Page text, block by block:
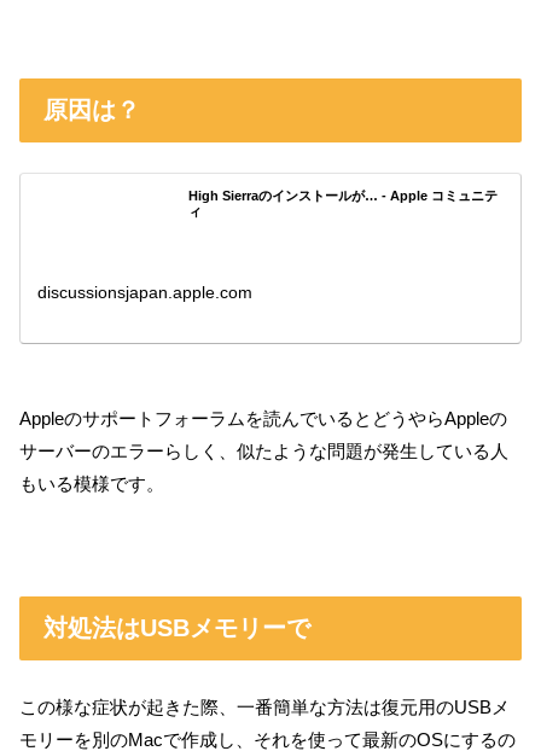
原因は？
High Sierraのインストールが… - Apple コミュニテ
ィ
discussionsjapan.apple.com
Appleのサポートフォーラムを読んでいるとどうやらAppleの
サーバーのエラーらしく、似たような問題が発生している人
もいる模様です。
対処法はUSBメモリーで
この様な症状が起きた際、一番簡単な方法は復元用のUSBメ
モリーを別のMacで作成し、それを使って最新のOSにするの